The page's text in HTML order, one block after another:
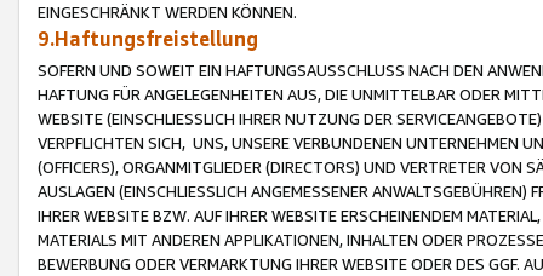
EINGESCHRÄNKT WERDEN KÖNNEN.
9.Haftungsfreistellung
SOFERN UND SOWEIT EIN HAFTUNGSAUSSCHLUSS NACH DEN
HAFTUNG FÜR ANGELEGENHEITEN AUS, DIE UNMITTELBAR ODER
WEBSITE (EINSCHLIESSLICH IHRER NUTZUNG DER
VERPFLICHTEN SICH, UNS, UNSERE VERBUNDENEN UNTERNEHMEN
(OFFICERS), ORGANMITGLIEDER (DIRECTORS) UND VERTRETER VON
AUSLAGEN (EINSCHLIESSLICH ANGEMESSENER
IHRER WEBSITE BZW. AUF IHRER WEBSITE ERSCHEINENDEM
MATERIALS MIT ANDEREN APPLIKATIONEN, INHALTEN ODER
BEWERBUNG ODER VERMARKTUNG IHRER WEBSITE ODER DES GGF.